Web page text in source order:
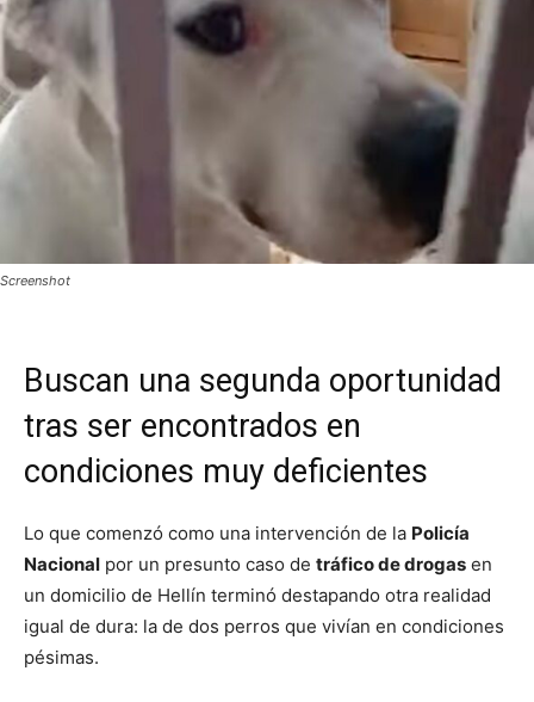
Screenshot
Buscan una segunda oportunidad
tras ser encontrados en
condiciones muy deficientes
Lo que comenzó como una intervención de la Policía
Nacional por un presunto caso de tráfico de drogas en
un domicilio de Hellín terminó destapando otra realidad
igual de dura: la de dos perros que vivían en condiciones
pésimas.